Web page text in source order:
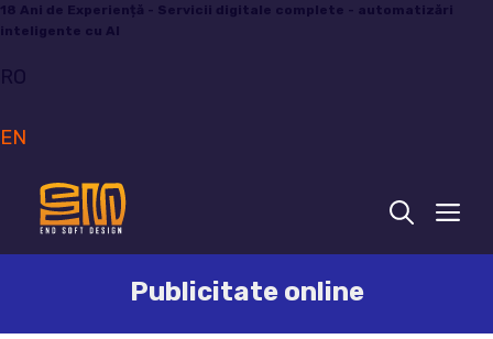
Sari
conținut
18 Ani de Experiență - Servicii digitale complete - automatizări
inteligente cu AI
RO
EN
Publicitate online